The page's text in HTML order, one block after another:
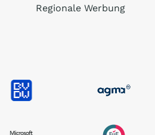
Regionale Werbung